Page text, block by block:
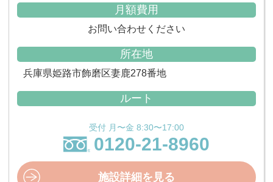
月額費用
お問い合わせください
所在地
兵庫県姫路市飾磨区妻鹿278番地
ルート
受付 月〜金 8:30〜17:00
0120-21-8960
施設詳細を見る